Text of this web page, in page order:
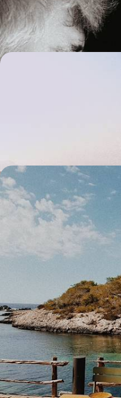
4 jours, de CHF 1900 à CHF 2400
Ibiza vintage et
aux sources de l'île
Côté campagne puis côté
l'expérience d'une Ibiza pour
7 jours, de CHF 2300 à CHF 2900
Toutes nos suggestions
L'Espagne
Parce que